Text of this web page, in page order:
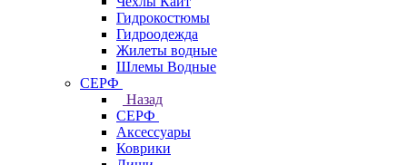
Гидрокостюмы
Гидроодежда
Жилеты водные
Шлемы Водные
СЕРФ
Назад
СЕРФ
Аксессуары
Коврики